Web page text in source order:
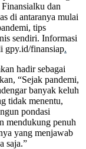
dan
di antaranya mulai
tips
sendiri. Informasi
gpy.id/finansiap.
hadir sebagai
“Sejak pandemi,
banyak keluh
tidak menentu,
pondasi
mendukung penuh
yang menjawab
saja.”